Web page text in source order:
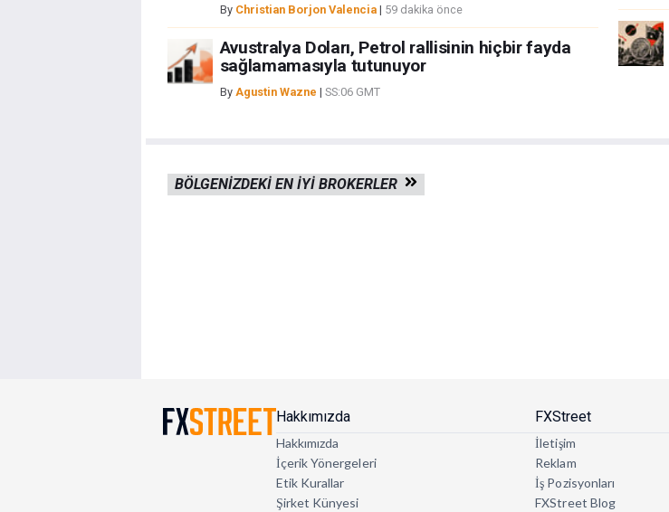
By Christian Borjon Valencia| 59 dakika önce
Avustralya Doları, Petrol rallisinin hiçbir fayda
sağlamamasıyla tutunuyor
By Agustin Wazne | SS:06 GMT
BÖLGENIZDEKI EN IYI BROKERLER
Hakkımızda
Hakkımızda
İçerik Yönergeleri
Etik Kurallar
Şirket Künyesi
FXStreet
İletişim
Reklam
İş Pozisyonları
FXStreet Blog